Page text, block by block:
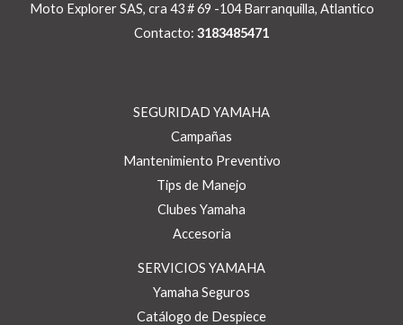
Moto Explorer SAS, cra 43 # 69 -104 Barranquilla, Atlantico
Contacto: 3183485471
SEGURIDAD YAMAHA
Campañas
Mantenimiento Preventivo
Tips de Manejo
Clubes Yamaha
Accesoria
SERVICIOS YAMAHA
Yamaha Seguros
Catálogo de Despiece